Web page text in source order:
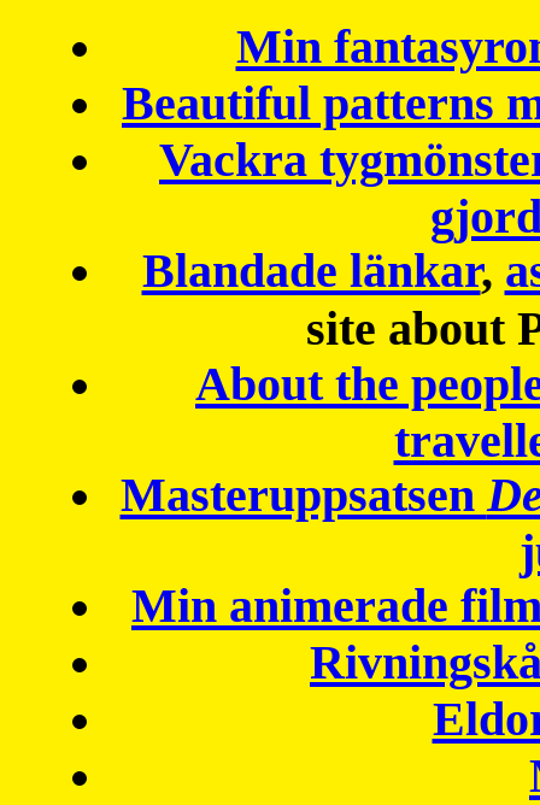
Min
Beautiful patterns
Vackra
Blandade länkar,
site about
About the
Masteruppsatsen
Min animerade